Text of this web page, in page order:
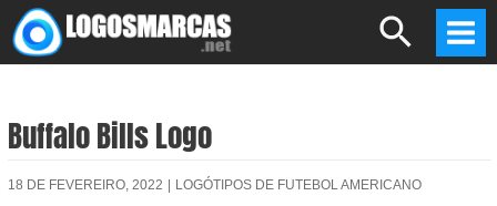
Skip
to
Search
Buffalo Bills Logo
18 DE FEVEREIRO, 2022 LOGÓTIPOS DE FUTEBOL AMERICANO